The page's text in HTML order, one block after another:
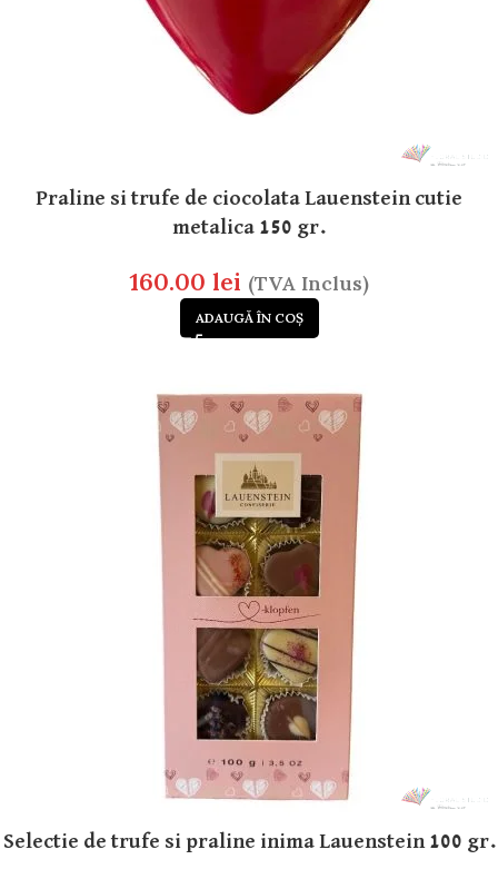
Praline si trufe de ciocolata Lauenstein cutie
metalica 150 gr.
160.00 lei (TVA Inclus)
ADAUGĂ ÎN COȘ
Selectie de trufe si praline inima Lauenstein 100 gr.